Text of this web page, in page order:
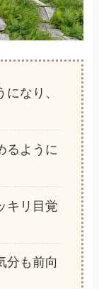
なり、
るように
キリ目覚
分も前向